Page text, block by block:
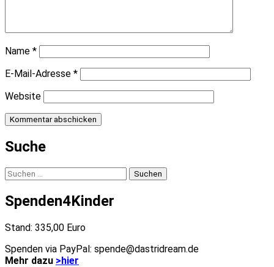
Name *
E-Mail-Adresse *
Website
Suche
Suchen
nach:
Spenden4Kinder
Stand: 335,00 Euro
Spenden via PayPal: spende@dastridream.de
Mehr dazu >hier